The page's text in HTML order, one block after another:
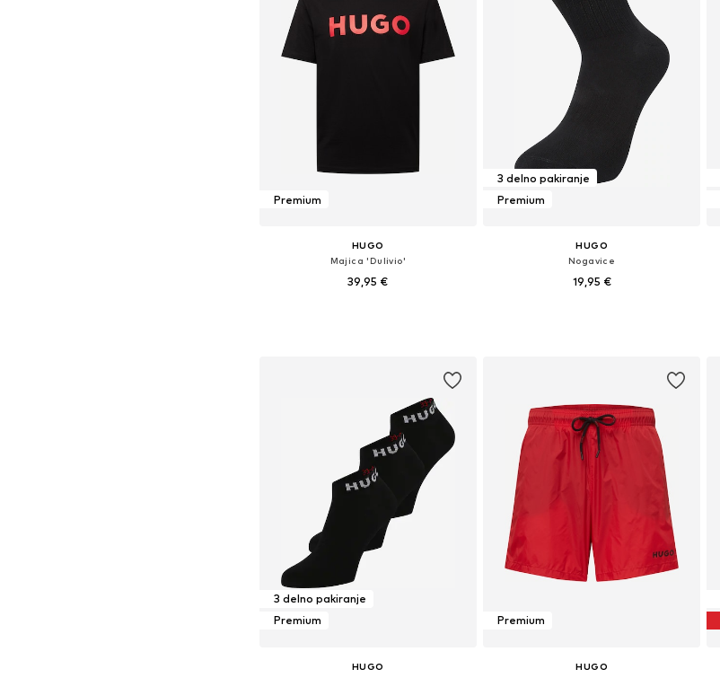
Premium
HUGO
Majica 'Dulivio'
39,95 €
3 delno pakiranje
Premium
HUGO
Nogavice
19,95 €
3 delno pakiranje
Premium
HUGO
Premium
HUGO